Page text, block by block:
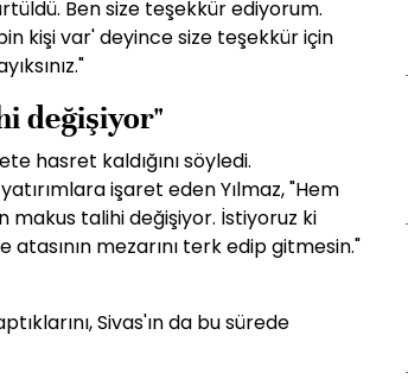
Ben size teşekkür ediyorum.
kişi var' deyince size teşekkür için
değişiyor"
hasret kaldığını söyledi.
işaret eden Yılmaz, "Hem
makus talihi değişiyor. İstiyoruz ki
atasının mezarını terk edip gitmesin."
Sivas'ın da bu sürede